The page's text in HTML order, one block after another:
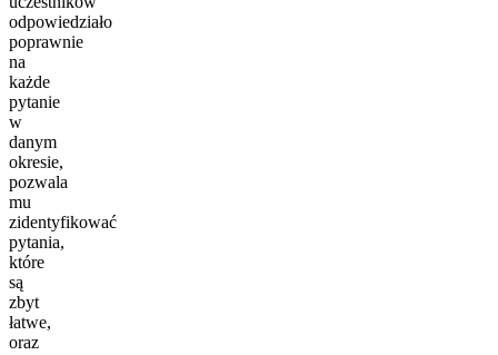
odpowiedziało
poprawnie
na
każde
pytanie
w
danym
okresie,
pozwala
mu
zidentyfikować
pytania,
które
są
zbyt
łatwe,
oraz